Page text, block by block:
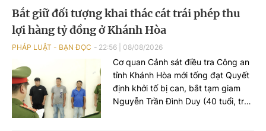
Bắt giữ đối tượng khai thác cát trái phép thu
lợi hàng tỷ đồng ở Khánh Hòa
PHÁP LUẬT - BẠN ĐỌC 22:56 08/08/2026
Cơ quan Cảnh sát điều tra Công an
tỉnh Khánh Hòa mới tống đạt Quyết
định khởi tố bị can, bắt tạm giam
Nguyễn Trần Đình Duy (40 tuổi, trú